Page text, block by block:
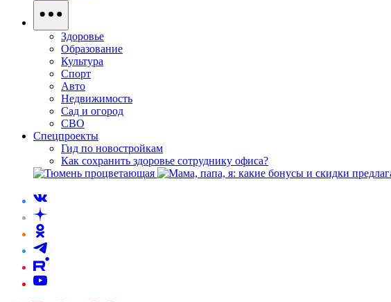
Здоровье
Образование
Культура
Спорт
Авто
Недвижимость
Сад и огород
СВО
Спецпроекты
Гид по новостройкам
Как сохранить здоровье сотруднику офиса?